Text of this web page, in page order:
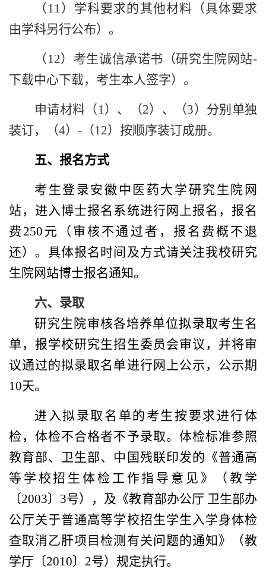
（ 11 ）学科要求的其他材料（具体要求
由学科另行公布）。
（ 12）考生诚信承诺书（研究生院网站-
下载中心下载，考生本人签字）。
申请材料（ 1 ）、（2）、（3）分别单独
装订，（4） - （12）按顺序装订成册。
五、报名方式
考生登录安徽中医药大学研究生院网
站，进入博士报名系统进行网上报名，报名
费 250 元（审核不通过者，报名费概不退
还）。具体报名时间及方式请关注我校研究
生院网站博士报名通知。
六、录取
研究生院审核各培养单位拟录取考生名
单，报学校研究生招生委员会审议，并将审
议通过的拟录取名单进行网上公示，公示期
10天。
进入拟录取名单的考生按要求进行体
检，体检不合格者不予录取。体检标准参照
教育部、卫生部、中国残联印发的《普通高
等学校招生体检工作指导意见》（教学
〔2003〕 3号），及《教育部办公厅 卫生部办
公厅关于普通高等学校招生学生入学身体检
查取消乙肝项目检测有关问题的通知》（教
学厅〔2010〕 2号）规定执行。